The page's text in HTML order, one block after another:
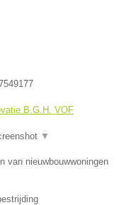
B.G.H. VOF
▼
van nieuwbouwwoningen